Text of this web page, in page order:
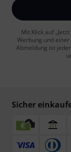
Mit Klick auf
Werbung und
Abmeldung ist
Sicher